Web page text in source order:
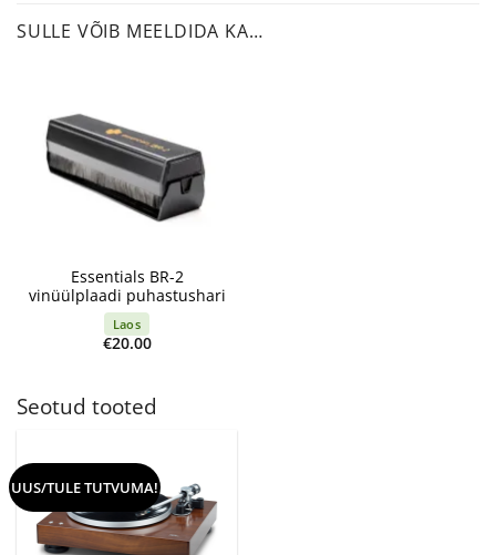
SULLE VÕIB MEELDIDA KA…
Essentials BR-2
vinüülplaadi puhastushari
Laos
€20.00
Seotud tooted
UUS/TULE TUTVUMA!